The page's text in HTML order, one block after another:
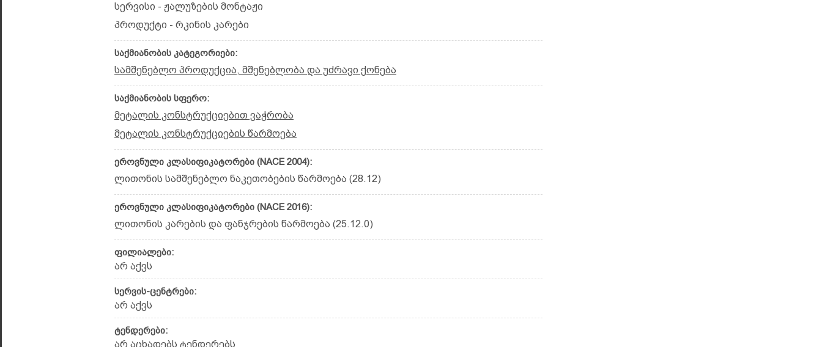
სერვისი - ჟალუზების მონტაჟი
პროდუქტი - რკინის კარები
საქმიანობის კატეგორიები:
სამშენებლო პროდუქცია, მშენებლობა და უძრავი ქონება
საქმიანობის სფერო:
მეტალის კონსტრუქციებით ვაჭრობა
მეტალის კონსტრუქციების წარმოება
ეროვნული კლასიფიკატორები (NACE 2004):
ლითონის სამშენებლო ნაკეთობების წარმოება (28.12)
ეროვნული კლასიფიკატორები (NACE 2016):
ლითონის კარების და ფანჯრების წარმოება (25.12.0)
ფილიალები:
არ აქვს
სერვის-ცენტრები:
არ აქვს
ტენდერები:
არ აცხადებს ტენდერებს